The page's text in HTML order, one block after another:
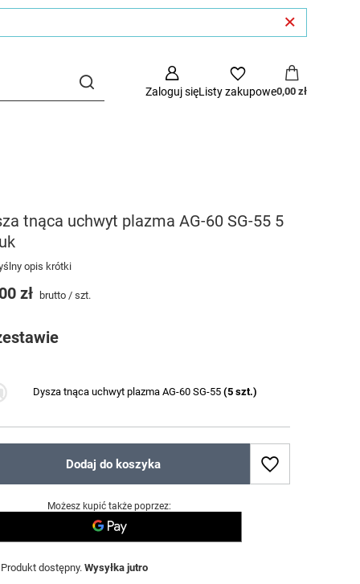
Zaloguj sięListy zakupowe0,00 zł
tnąca uchwyt plazma AG-60 SG-55 5
opis krótki
Dysza tnąca uchwyt plazma AG-60 SG-55 (5 szt.)
zł brutto /szt.
Dodaj do koszyka
Możesz kupić także poprzez:
Produkt dostępny Wysyłkajutro